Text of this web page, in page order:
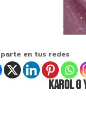
en tus redes
KAROL G